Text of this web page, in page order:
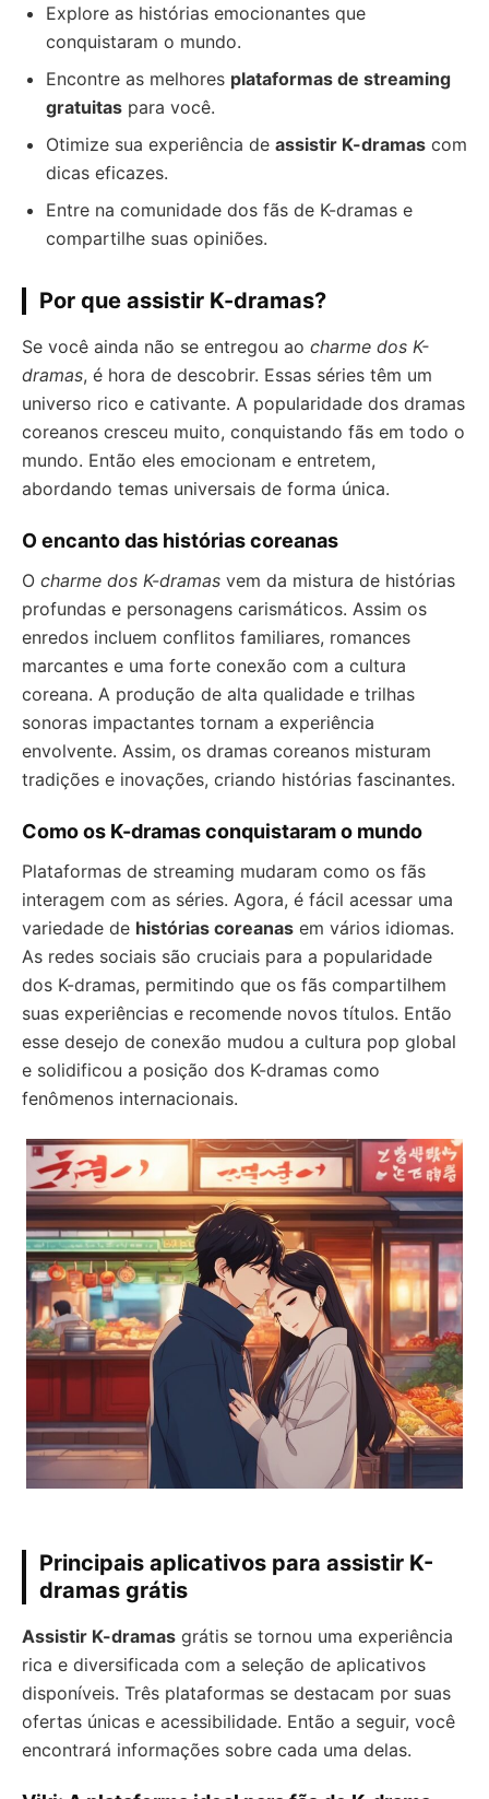
Explore as histórias emocionantes que
conquistaram o mundo.
Encontre as melhores plataformas de streaming
gratuitas para você.
Otimize sua experiência de assistir K-dramas com
dicas eficazes.
Entre na comunidade dos fãs de K-dramas e
compartilhe suas opiniões.
Por que assistir K-dramas?
Se você ainda não se entregou ao charme dos K-
dramas, é hora de descobrir. Essas séries têm um
universo rico e cativante. A popularidade dos dramas
coreanos cresceu muito, conquistando fãs em todo o
mundo. Então eles emocionam e entretem,
abordando temas universais de forma única.
O encanto das histórias coreanas
O charme dos K-dramas vem da mistura de histórias
profundas e personagens carismáticos. Assim os
enredos incluem conflitos familiares, romances
marcantes e uma forte conexão com a cultura
coreana. A produção de alta qualidade e trilhas
sonoras impactantes tornam a experiência
envolvente. Assim, os dramas coreanos misturam
tradições e inovações, criando histórias fascinantes.
Como os K-dramas conquistaram o mundo
Plataformas de streaming mudaram como os fãs
interagem com as séries. Agora, é fácil acessar uma
variedade de histórias coreanas em vários idiomas.
As redes sociais são cruciais para a popularidade
dos K-dramas, permitindo que os fãs compartilhem
suas experiências e recomende novos títulos. Então
esse desejo de conexão mudou a cultura pop global
e solidificou a posição dos K-dramas como
fenômenos internacionais.
Principais aplicativos para assistir K-
dramas grátis
Assistir K-dramas grátis se tornou uma experiência
rica e diversificada com a seleção de aplicativos
disponíveis. Três plataformas se destacam por suas
ofertas únicas e acessibilidade. Então a seguir, você
encontrará informações sobre cada uma delas.